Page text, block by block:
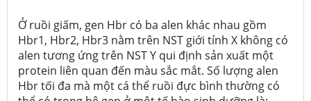
Ở ruồi giấm, gen Hbr có ba alen khác nhau gồm
Hbr1, Hbr2, Hbr3 nằm trên NST giới tính X không có
alen tương ứng trên NST Y qui định sản xuất một
protein liên quan đến màu sắc mắt. Số lượng alen
Hbr tối đa mà một cá thể ruồi đực bình thường có